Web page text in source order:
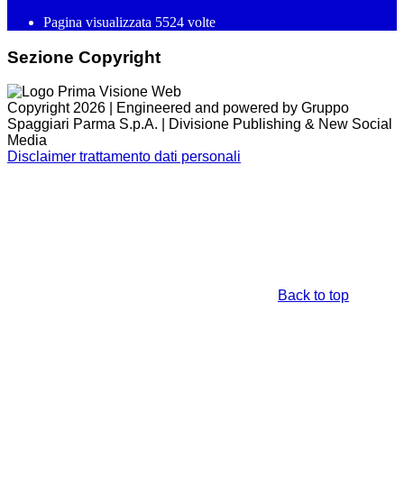
Pagina visualizzata 5524 volte
Sezione Copyright
Copyright 2026 | Engineered and powered by Gruppo
Spaggiari Parma S.p.A. | Divisione Publishing & New Social
Media
Disclaimer trattamento dati personali
Back to top